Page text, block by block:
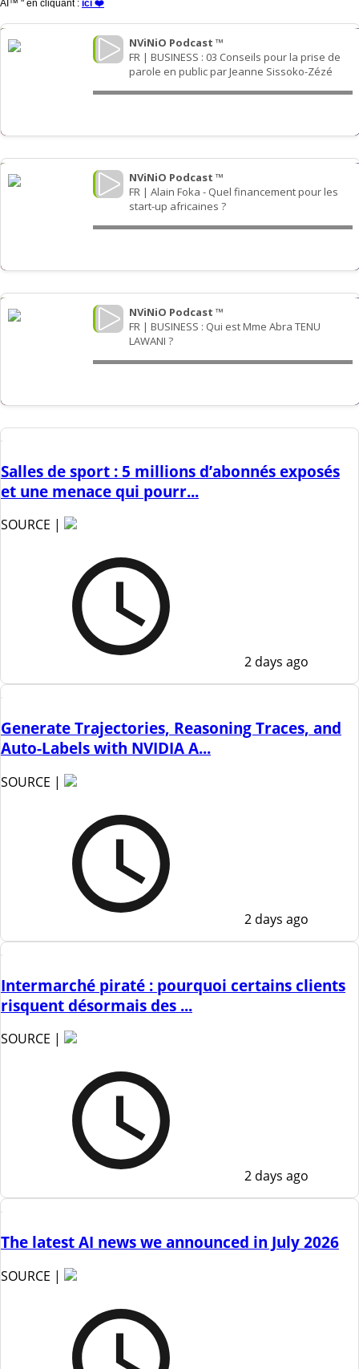
AI™ " en cliquant : ici ❤️
Salles de sport : 5 millions d’abonnés exposés
et une menace qui pourr...
SOURCE |
2 days ago
Generate Trajectories, Reasoning Traces, and
Auto-Labels with NVIDIA A...
SOURCE |
2 days ago
Intermarché piraté : pourquoi certains clients
risquent désormais des ...
SOURCE |
2 days ago
The latest AI news we announced in July 2026
SOURCE |